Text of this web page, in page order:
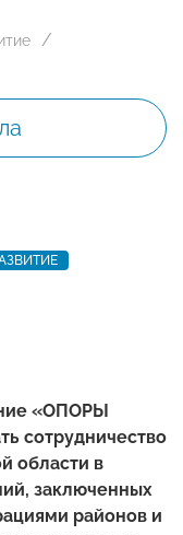
«ОПОРЫ
сотрудничество
области в
заключенных
районов и